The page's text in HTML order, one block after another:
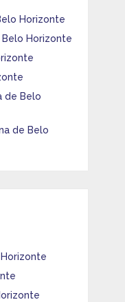
Horizonte
Belo Horizonte
de Belo
de Belo